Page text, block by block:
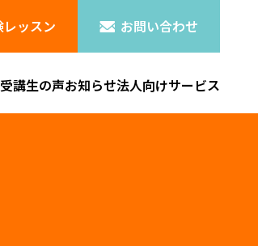
ッスン お問い合わせ
受講生の声お知らせ法人向けサービス